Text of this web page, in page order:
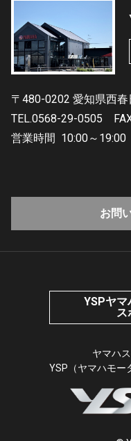
〒480-0202 愛知県西
TEL.0568-29-0505
営業時間 10:00～19:00
お問
YSPヤマ
ス
ヤマハ
YSP（ヤマハモー